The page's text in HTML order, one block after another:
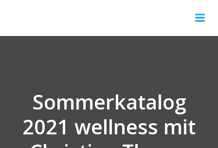
Sommerkatalog
2021 wellness mit